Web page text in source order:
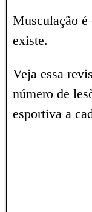
Musculação é
existe.
Veja essa
número de
esportiva a